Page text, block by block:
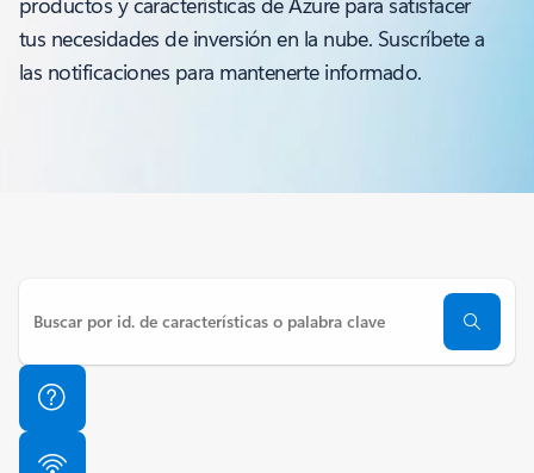
tus necesidades de inversión en la nube. Suscríbete a
las notificaciones para mantenerte informado.